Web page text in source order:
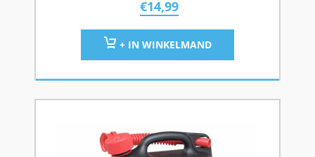
€14,99
+ IN WINKELMAND